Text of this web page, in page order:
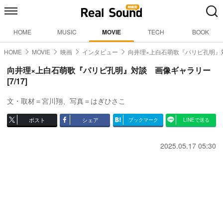
HOME MUSIC MOVIE TECH BOOK
HOME MOVIE 映画 インタビュー 向井理×上白石萌歌『パリピ孔明』
向井理×上白石萌歌『パリピ孔明』対談 画像ギャラリー
[7/17]
文・取材＝宮川翔、写真＝はぎひさこ
ポスト シェア ブックマーク LINEで送る
2025.05.17 05:30